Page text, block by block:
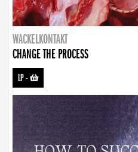
WACKELKONTAKT
CHANGE THE PROCESS
LP-